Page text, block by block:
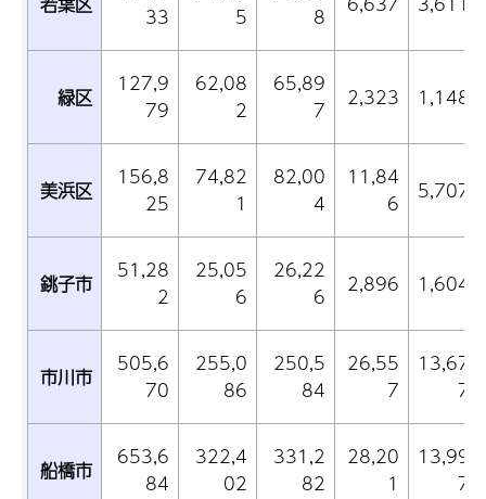
33
5
8
緑区
127,9
79
62,08
2
65,89
7
2,323 1,148
美浜区
156,8
25
74,82
1
82,00
4
11,84
6
5,707
銚子市
51,28
2
25,05
6
26,22
6
2,896 1,604
市川市
505,6
70
255,0
86
250,5
84
26,55
7
13,67
7
船橋市
653,6
84
322,4
02
331,2
82
28,20
1
13,99
7